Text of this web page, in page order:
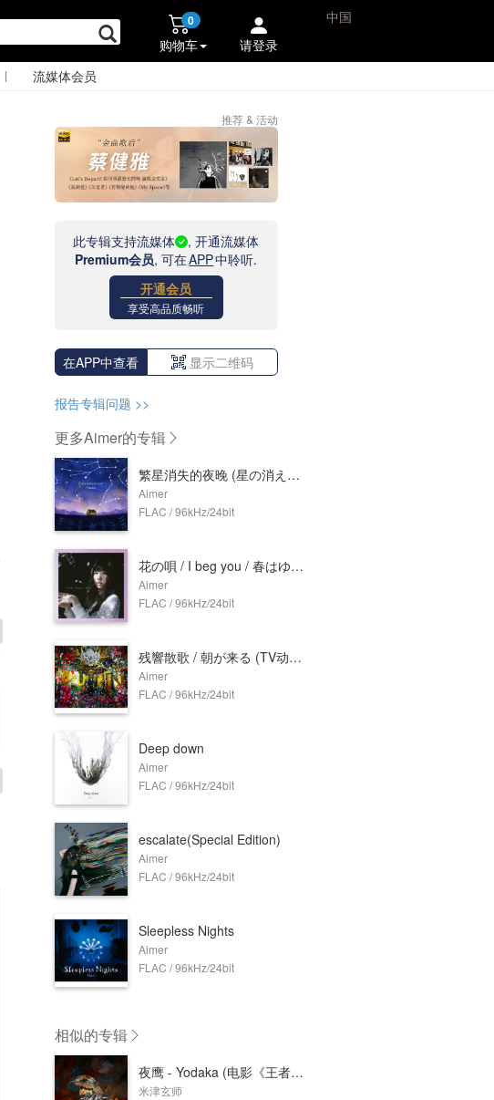
0
购物车 请登录
中国
| 流媒体会员
推荐 & 活动
此专辑支持流媒体
, 开通流媒体
Premium会员, 可在APP中聆听.
开通会员
享受高品质畅听
在APP中查看 显示二维码
报告专辑问题 >>
更多Aimer的专辑
繁星消失的夜晚 (星の消えた夜に)
Aimer
FLAC / 96kHz/24bit
花の唄 / I beg you / 春はゆく (《命运之夜——天之杯》剧场版主题曲)
Aimer
FLAC / 96kHz/24bit
残響散歌 / 朝が来る (TV动画《鬼灭之刃: 游郭篇》片头 & 片尾曲)
Aimer
FLAC / 96kHz/24bit
Deep down
Aimer
FLAC / 96kHz/24bit
escalate(Special Edition)
Aimer
FLAC / 96kHz/24bit
Sleepless Nights
Aimer
FLAC / 96kHz/24bit
相似的专辑
夜鹰 - Yodaka (电影《王者天下5：魂之对决》主题曲)
米津玄师